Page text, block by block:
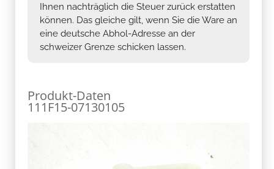
Ihnen nachträglich die Steuer zurück erstatten
können. Das gleiche gilt, wenn Sie die Ware an
eine deutsche Abhol-Adresse an der
schweizer Grenze schicken lassen.
Produkt-Daten
111F15-07130105